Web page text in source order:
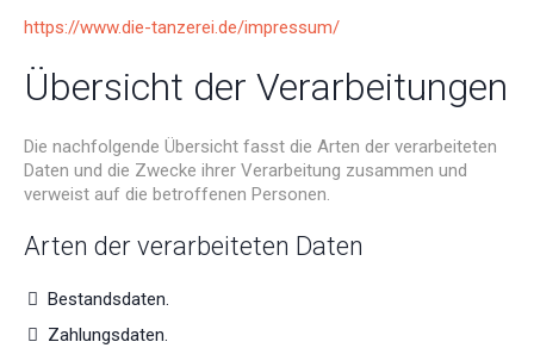
https://www.die-tanzerei.de/impressum/
Übersicht der Verarbeitungen
Die nachfolgende Übersicht fasst die Arten der verarbeiteten
Daten und die Zwecke ihrer Verarbeitung zusammen und
verweist auf die betroffenen Personen.
Arten der verarbeiteten Daten
Bestandsdaten.
Zahlungsdaten.